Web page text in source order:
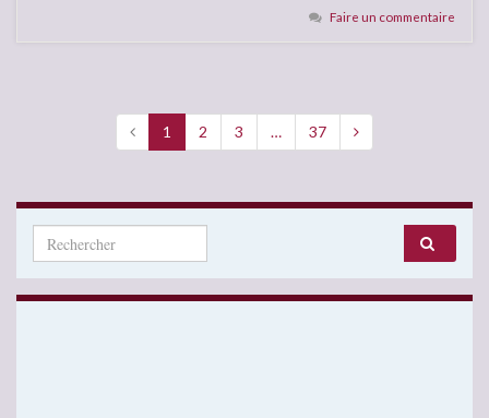
Faire un commentaire
1 2 3 … 37
Search for: